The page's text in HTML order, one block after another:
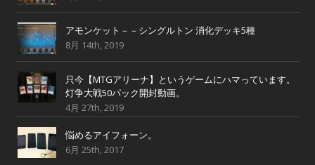
アモンケット－－シングルトン 消化デッキ5種
8月 14th, 2019
只今【MTGアリーナ】というゲームにハマっています。
灯争大戦50パック開封動画。
4月 27th, 2019
悩めるアイフォーン。
6月 25th, 2017